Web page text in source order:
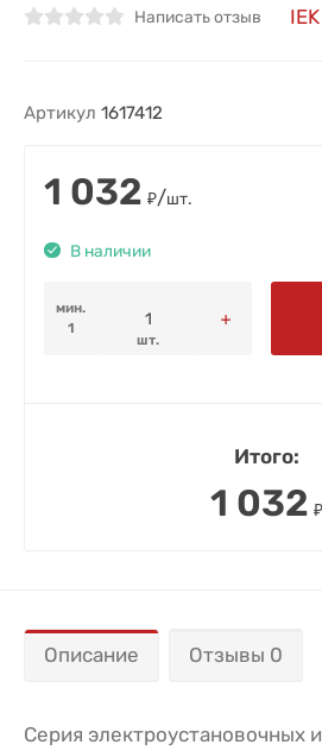
Написать отзыв IEK
Артикул 1617412
1 032 ₽/шт.
В наличии
мин.
1
шт.
Итого:
1 032 ₽
Описание Отзывы 0
Серия электроустановочных